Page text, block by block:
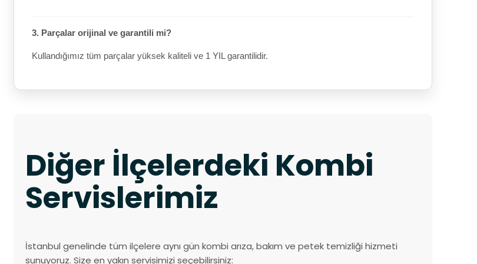
3. Parçalar orijinal ve garantili mi?
Kullandığımız tüm parçalar yüksek kaliteli ve 1 YIL garantilidir.
Diğer İlçelerdeki Kombi
Servislerimiz
İstanbul genelinde tüm ilçelere aynı gün kombi arıza, bakım ve petek temizliği hizmeti
sunuyoruz. Size en yakın servisimizi seçebilirsiniz: